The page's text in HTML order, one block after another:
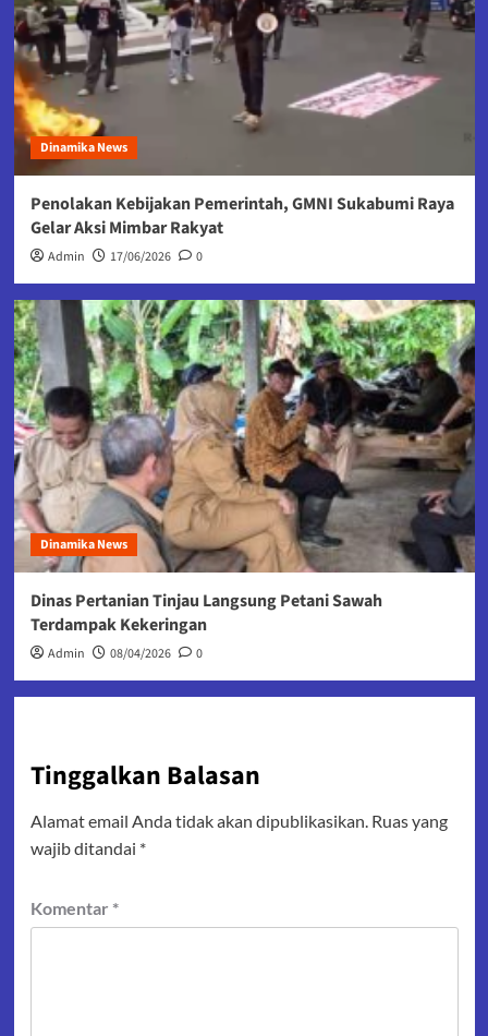
Dinamika News
Penolakan Kebijakan Pemerintah, GMNI Sukabumi Raya
Gelar Aksi Mimbar Rakyat
Admin 17/06/2026 0
Dinamika News
Dinas Pertanian Tinjau Langsung Petani Sawah
Terdampak Kekeringan
Admin 08/04/2026 0
Tinggalkan Balasan
Alamat email Anda tidak akan dipublikasikan. Ruas yang
wajib ditandai *
Komentar *